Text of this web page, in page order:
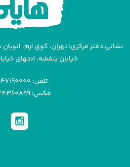
نشانی دفتر مرکزی: تهران، کوی ارم،
خیابان بنفشه، انتهای
تلفن: ۰۲۱۴۷۱۹۰۰۰۰
فکس: ۰۲۱۴۴۳۶۰۸۹۹